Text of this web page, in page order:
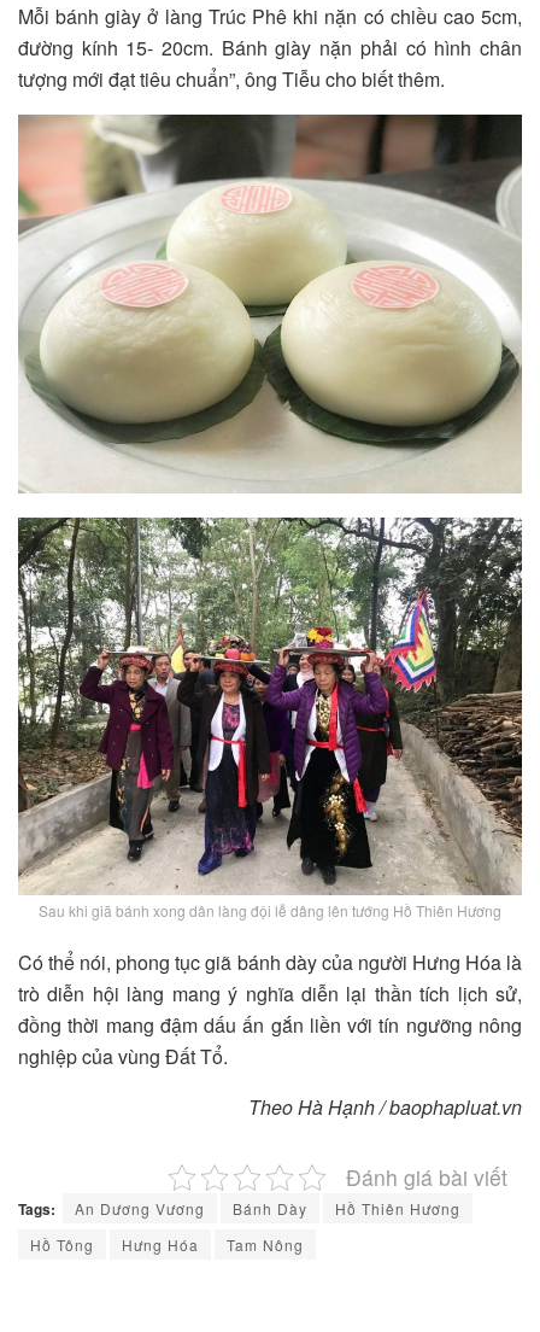
Mỗi bánh giày ở làng Trúc Phê khi nặn có chiều cao 5cm,
đường kính 15- 20cm. Bánh giày nặn phải có hình chân
tượng mới đạt tiêu chuẩn”, ông Tiễu cho biết thêm.
Sau khi giã bánh xong dân làng đội lễ dâng lên tướng Hồ Thiên Hương
Có thể nói, phong tục giã bánh dày của người Hưng Hóa là
trò diễn hội làng mang ý nghĩa diễn lại thần tích lịch sử,
đồng thời mang đậm dấu ấn gắn liền với tín ngưỡng nông
nghiệp của vùng Đất Tổ.
Theo Hà Hạnh / baophapluat.vn
Đánh giá bài viết
Tags: An Dương Vương Bánh Dày
Hồ Thiên Hương
Hồ Tông
Hưng Hóa Tam Nông